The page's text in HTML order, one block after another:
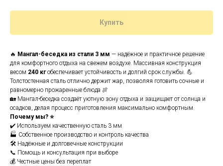
Купить
🔥 Мангал-беседка из стали 3 мм — надёжное и практичное решение
для комфортного отдыха на свежем воздухе. Массивная конструкция
весом 240 кгобеспечивает устойчивость и долгий срок службы. 💪
Толстостенная сталь отлично держит жар, позволяя готовить сочные и
равномерно прожаренные блюда 🍖
🏡 Мангал-беседка создаёт уютную зону отдыха и защищает от солнца и
осадков, делая процесс приготовления максимально комфортным.
Почему мы? ⭐
✔️ Используем качественную сталь 3 мм
🏭 Собственное производство и контроль качества
🛠️ Надёжные и долговечные конструкции
📞 Помощь и консультация при выборе
💰 Честные цены без переплат